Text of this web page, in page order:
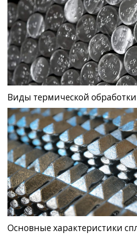
Виды термической
Основные характеристики